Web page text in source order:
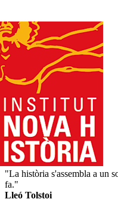
"La història s'assembla a un
fa."
Lleó Tolstoi